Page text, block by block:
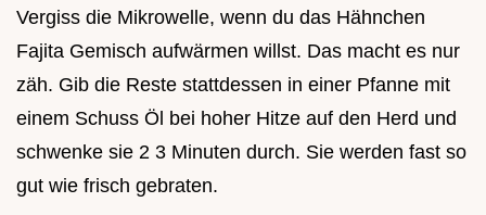
Vergiss die Mikrowelle, wenn du das Hähnchen
Fajita Gemisch aufwärmen willst. Das macht es nur
zäh. Gib die Reste stattdessen in einer Pfanne mit
einem Schuss Öl bei hoher Hitze auf den Herd und
schwenke sie 2 3 Minuten durch. Sie werden fast so
gut wie frisch gebraten.